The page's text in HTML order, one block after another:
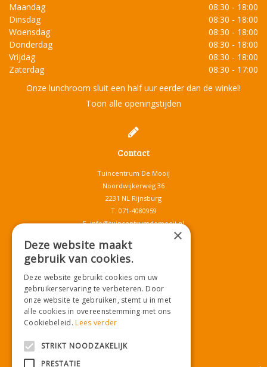
Maandag
08:30 - 18:00
Dinsdag
08:30 - 18:00
Woensdag
08:30 - 18:00
Donderdag
08:30 - 18:00
Vrijdag
08:30 - 18:00
Zaterdag
08:30 - 17:00
Onze lunchroom sluit een half uur eerder dan de winkel!
Toon alle openingstijden
Contact
Tuincentrum De Mooij
Noordwijkerweg 36
2231 NL Rijnsburg
T. 071-4080959
E.info@tuincentrumdemooij.nl
Download onze App!
×
Deze website maakt
gebruik van cookies.
Deze website gebruikt cookies om uw
gebruikerservaring te verbeteren. Door
onze website te gebruiken, stemt u in met
alle cookies in overeenstemming met ons
Cookiebeleid.Lees verder
STRIKT NOODZAKELIJK
PRESTATIE